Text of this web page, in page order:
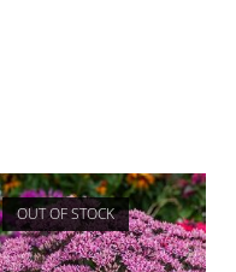
OUT OF STOCK